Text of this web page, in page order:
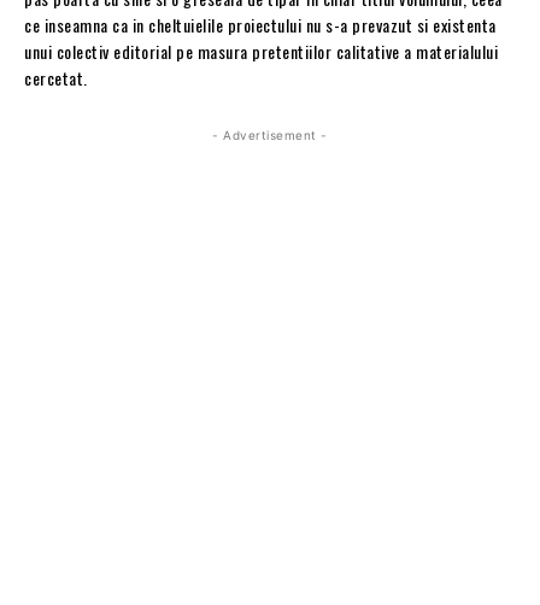
ce inseamna ca in cheltuielile proiectului nu s-a prevazut si existenta
unui colectiv editorial pe masura pretentiilor calitative a materialului
cercetat.
- Advertisement -